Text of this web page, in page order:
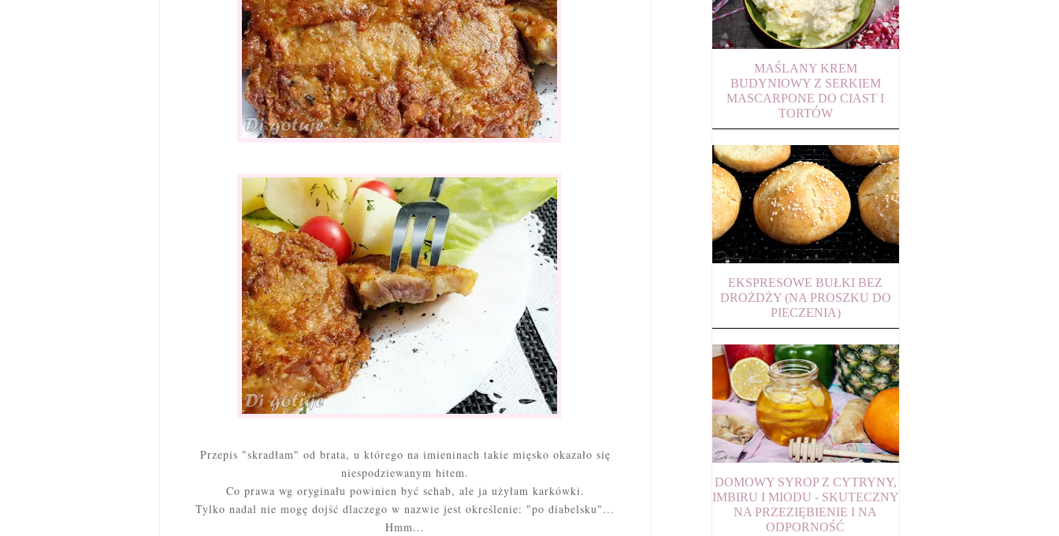
Przepis "skradłam" od brata, u którego na imieninach takie mięsko okazało się
niespodziewanym hitem.
Co prawa wg oryginału powinien być schab, ale ja użyłam karkówki.
Tylko nadal nie mogę dojść dlaczego w nazwie jest określenie: "po diabelsku"...
Hmm...
MAŚLANY KREM
BUDYNIOWY Z SERKIEM
MASCARPONE DO CIAST I
TORTÓW
EKSPRESOWE BUŁKI BEZ
DROŻDŻY (NA PROSZKU DO
PIECZENIA)
DOMOWY SYROP Z CYTRYNY,
IMBIRU I MIODU - SKUTECZNY
NA PRZEZIĘBIENIE I NA
ODPORNOŚĆ